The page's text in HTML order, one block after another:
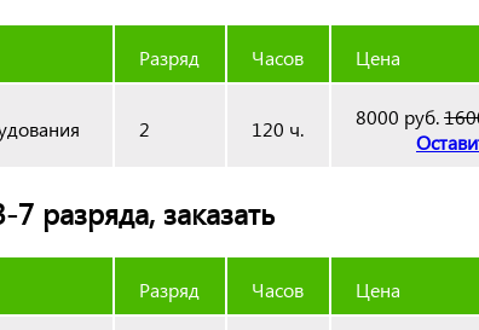
Разряд Часов Цена
2 120 ч. 8000 руб.
разряда, заказать
Разряд Часов Цена